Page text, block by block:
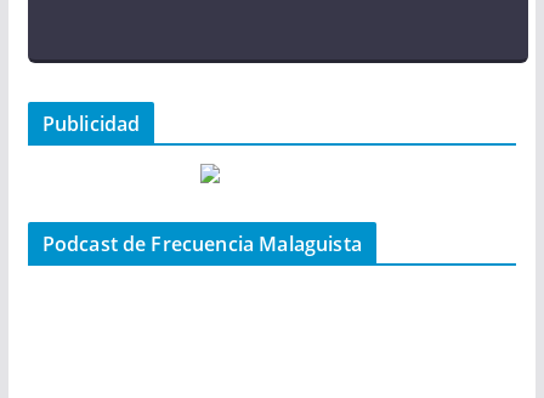
Publicidad
Podcast de Frecuencia Malaguista